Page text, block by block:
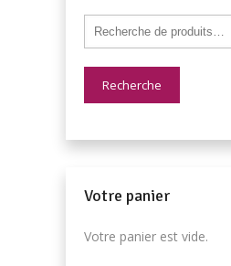
Recherche
Votre panier
Votre panier est vide.